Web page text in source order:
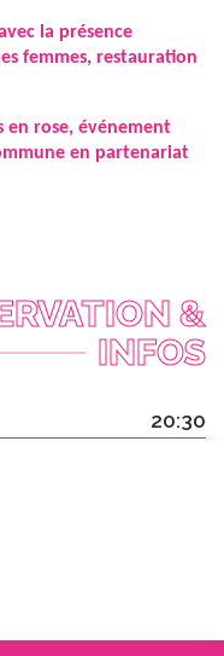
la présence
femmes, restauration
en rose, événement
en partenariat
&
INFOS
20:30